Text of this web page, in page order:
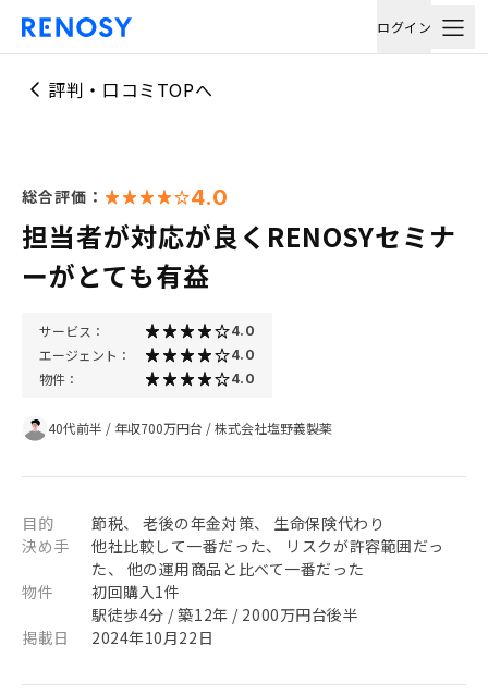
ログイン
評判・口コミTOPへ
総合評価： 4.0
担当者が対応が良くRENOSYセミナ
ーがとても有益
サービス： 4.0
エージェント： 4.0
物件： 4.0
40代前半 / 年収700万円台 /株式会社塩野義製薬
目的
節税、 老後の年金対策、 生命保険代わり
決め手
他社比較して一番だった、 リスクが許容範囲だっ
た、 他の運用商品と比べて一番だった
物件
初回購入1件
駅徒歩4分 / 築12年 / 2000万円台後半
掲載日
2024年10月22日